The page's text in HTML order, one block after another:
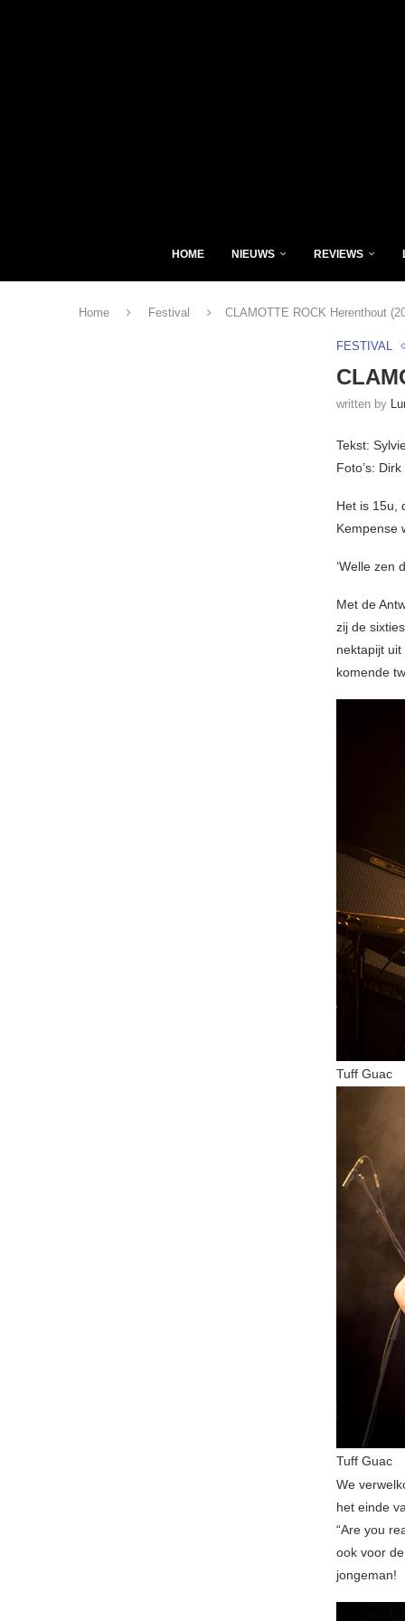
HOME NIEUWS REVIEWS
Home Festival CLAMOTTE ROCK Herenthout
FESTIVAL
written by
Tekst:
Foto’s:
Het is 15u,
Kempense
‘Welle zen
Met de
zij de
nektapijt
komende
Tuff Guac
Tuff Guac
We
het einde
“Are you
ook voor
jongeman!